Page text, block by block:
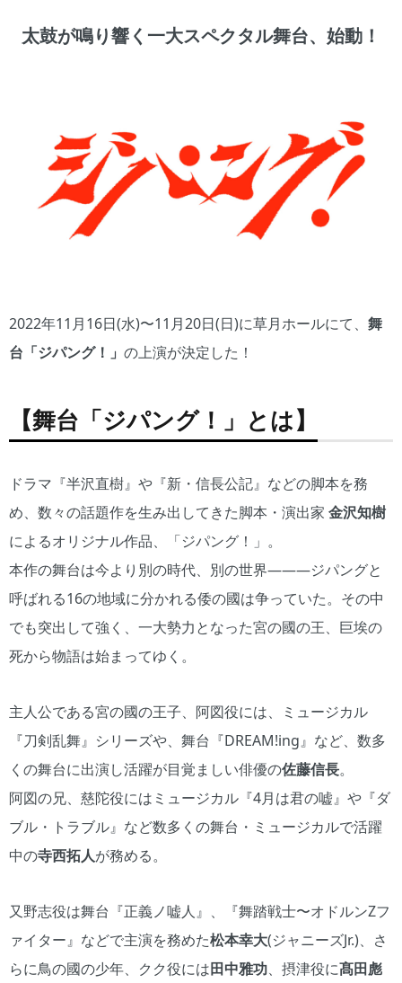
太鼓が鳴り響く一大スペクタル舞台、始動！
2022年11月16日(水)〜11月20日(日)に草月ホールにて、 舞
台「ジパング！」 の上演が決定した！
【舞台「ジパング！」とは】
ドラマ『半沢直樹』や『新・信長公記』などの脚本を務
め、数々の話題作を生み出してきた脚本・演出家 金沢知樹
によるオリジナル作品、「ジパング！」。
本作の舞台は今より別の時代、別の世界―――ジパングと
呼ばれる16の地域に分かれる倭の國は争っていた。その中
でも突出して強く、一大勢力となった宮の國の王、巨埃の
死から物語は始まってゆく。
主人公である宮の國の王子、阿図役には、ミュージカル
『刀剣乱舞』シリーズや、舞台『DREAM!ing』など、数多
くの舞台に出演し活躍が目覚ましい俳優の佐藤信長。
阿図の兄、慈陀役にはミュージカル『4月は君の嘘』や『ダ
ブル・トラブル』など数多くの舞台・ミュージカルで活躍
中の寺西拓人が務める。
又野志役は舞台『正義ノ嘘人』、『舞踏戦士〜オドルンZフ
ァイター』などで主演を務めた松本幸大(ジャニーズJr.)、さ
らに鳥の國の少年、クク役には田中雅功、摂津役に髙田彪